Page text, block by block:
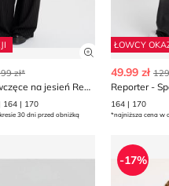
Zobacz
zł*
Spodnie dziewczęce na jesień Reporter
164 | 170
30 dni przed obniżką
ŁOWCY
49.99 zł
164 | 170
*najniższa cena w
wiosenne Reserved
Spodnie
-17%